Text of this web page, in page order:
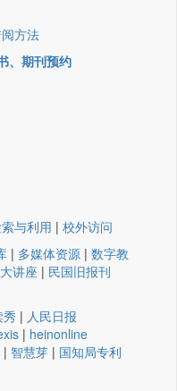
方法
、期刊预约
与利用 | 校外访问
| 多媒体资源 | 数字教
讲座 | 民国旧报刊
秀 | 人民日报
| heinonline
| 智慧芽 | 国知局专利